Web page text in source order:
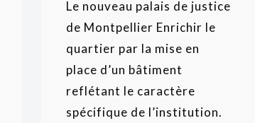
Le nouveau palais de justice
de Montpellier Enrichir le
quartier par la mise en
place d’un bâtiment
reflétant le caractère
spécifique de l’institution.